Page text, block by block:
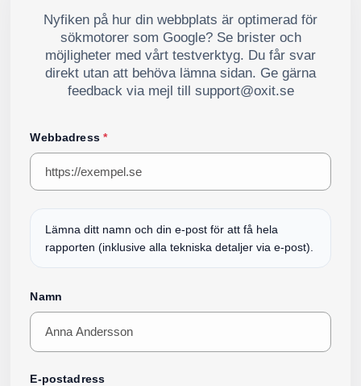
Nyfiken på hur din webbplats är optimerad för
sökmotorer som Google? Se brister och
möjligheter med vårt testverktyg. Du får svar
direkt utan att behöva lämna sidan. Ge gärna
feedback via mejl till support@oxit.se
Webbadress *
Lämna ditt namn och din e-post för att få hela
rapporten (inklusive alla tekniska detaljer via e-post).
Namn
E-postadress